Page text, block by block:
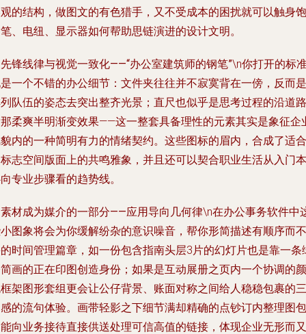
的结构，做图文的有色猎手，又不受成本的困扰就可以触身饱
、电纽、显示器如何帮助思链演进的设计文明。
锋线律与视觉一致化——“办公室建筑师的钢笔”\n你打开的标
一个不错的办公细节：文件夹往往并不寂寞背在一傍，反而是
队伍的姿态去突出整齐光景；直尺也似乎是思考过程的沿道路
柔爽半明渐变效果——这一整套具备理性的元素其实是象征企
内的一种简明有力的情绪契约。这些图标的眉内，合成了适合
志空间版面上的共鸣雅象，并且还可以契合职业生活从入门本
专业步骤看的趋势线。
材成为媒介的一部分——应用导向几何律\n在办公事务软件中
图象将会为你缓解纷杂的意识噪音，帮你形简描述有顺序而不
时间管理篇章，如一份包含指南头层3片的幻灯片也是靠一条
画的正在印图创造身份；如果是互动展册之页内一个协调的颜
架图形套组更会让公仔背景、账面对称之间给人稳稳包裹的三
的流句体验。画带轻影之下细节满却精确的点钞订内整理图包
向业务接待直接供送处理可信高值的链接，体现企业无形而又